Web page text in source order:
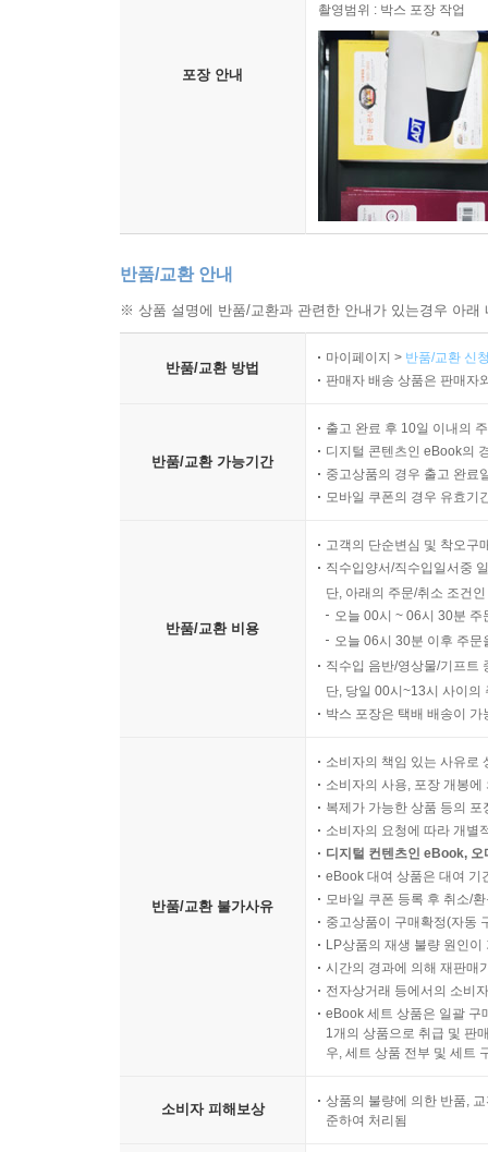
우리는 어떤 말들로 스스로를 설득하며 살아가
이야기들이 그런 시간을 잠깐이라도 만들어낸다
포장 안내
촬영범위 : 박스 포장 작업
반품/교환 안내
※ 상품 설명에 반품/교환과 관련한 안내가 있는경우 아
반품/교환 방법
마이페이지 > 반품/교환 신
판매자 배송 상품은 판매자
반품/교환 가능기간
출고 완료 후 10일 이내의
디지털 콘텐츠인 eBook의
중고상품의 경우 출고 완료
모바일 쿠폰의 경우 유효기
반품/교환 비용
고객의 단순변심 및 착오구
직수입양서/직수입일서중
단, 아래의 주문/취소 조건
오늘 00시 ~ 06시 30분
오늘 06시 30분 이후 주
직수입 음반/영상물/기프트
단, 당일 00시~13시 사이의
박스 포장은 택배 배송이
반품/교환 불가사유
소비자의 책임 있는 사유로
소비자의 사용, 포장 개봉
복제가 가능한 상품 등의
소비자의 요청에 따라 개별
디지털 컨텐츠인 eBook,
eBook 대여 상품은 대여 기
모바일 쿠폰 등록 후 취소/
중고상품이 구매확정(자동
LP상품의 재생 불량 원인
시간의 경과에 의해 재판매
전자상거래 등에서의 소비
eBook 세트 상품은 일괄 구
1개의 상품으로 취급 및 판
우, 세트 상품 전부 및 세트
소비자 피해보상
상품의 불량에 의한 반품,
준하여 처리됨